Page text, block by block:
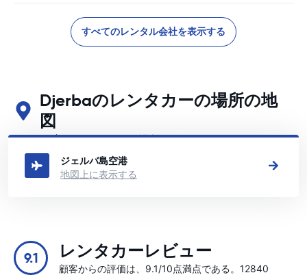
すべてのレンタル会社を表示する
Djerbaのレンタカーの場所の地
図
Djerbaの主要なレンタカーの場所をご覧ください
ジェルバ島空港
地図上に表示する
9.1 レンタカーレビュー
顧客からの評価は、9.1/10点満点である。12840